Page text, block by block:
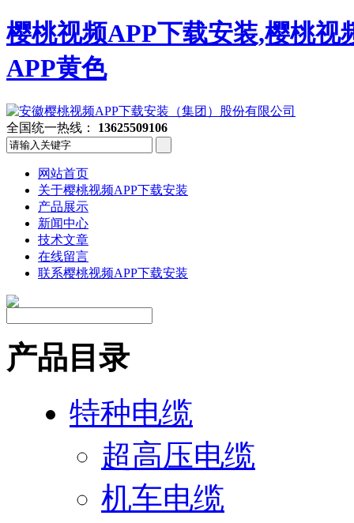
樱桃视频APP下载安装,樱桃
APP黄色
全国统一热线： 13625509106
网站首页
关于樱桃视频APP下载安装
产品展示
新闻中心
技术文章
在线留言
联系樱桃视频APP下载安装
产品目录
特种电缆
超高压电缆
机车电缆